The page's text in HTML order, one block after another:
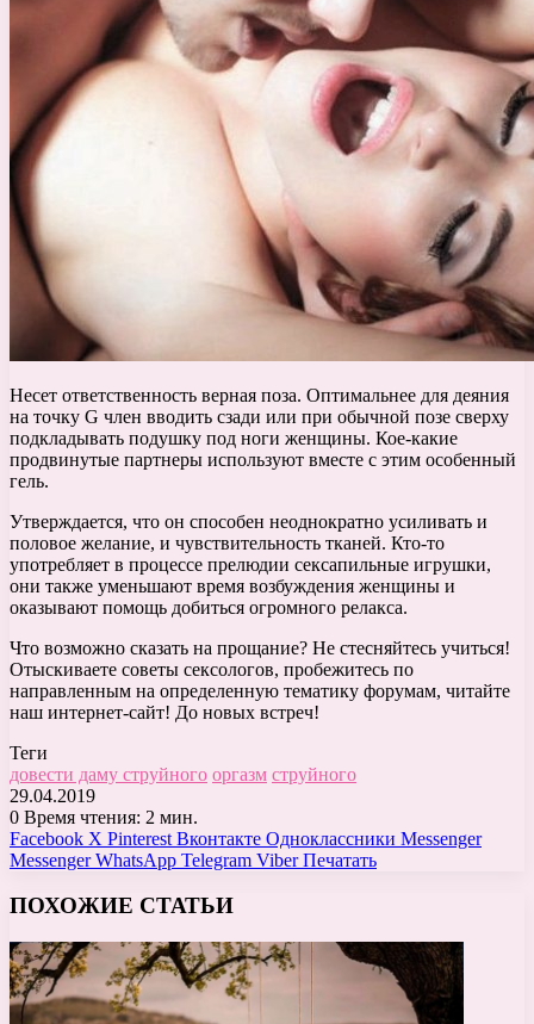
Несет ответственность верная поза. Оптимальнее для деяния
на точку G член вводить сзади или при обычной позе сверху
подкладывать подушку под ноги женщины. Кое-какие
продвинутые партнеры используют вместе с этим особенный
гель.
Утверждается, что он способен неоднократно усиливать и
половое желание, и чувствительность тканей. Кто-то
употребляет в процессе прелюдии сексапильные игрушки,
они также уменьшают время возбуждения женщины и
оказывают помощь добиться огромного релакса.
Что возможно сказать на прощание? Не стесняйтесь учиться!
Отыскиваете советы сексологов, пробежитесь по
направленным на определенную тематику форумам, читайте
наш интернет-сайт! До новых встреч!
Теги
довести даму струйного оргазм струйного
29.04.2019
0 Время чтения: 2 мин.
Facebook X Pinterest Вконтакте Одноклассники Messenger
Messenger WhatsApp Telegram Viber Печатать
ПОХОЖИЕ СТАТЬИ